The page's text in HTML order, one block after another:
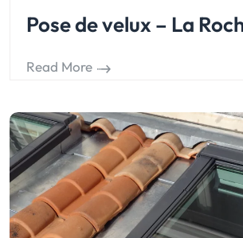
Pose de velux – La
Read More